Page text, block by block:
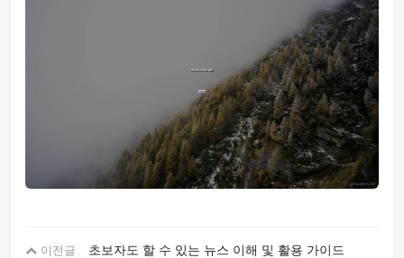
이전글
초보자도 할 수 있는 뉴스 이해 및 활용 가이드